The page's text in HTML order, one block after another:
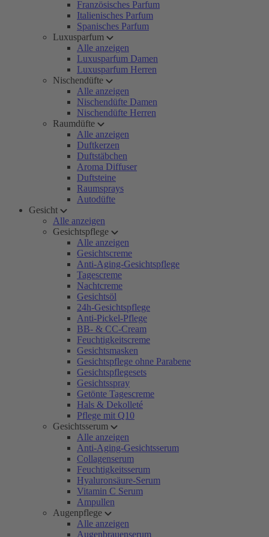
Französisches Parfum
Italienisches Parfum
Spanisches Parfum
Luxusparfum
Alle anzeigen
Luxusparfum Damen
Luxusparfum Herren
Nischendüfte
Alle anzeigen
Nischendüfte Damen
Nischendüfte Herren
Raumdüfte
Alle anzeigen
Duftkerzen
Duftstäbchen
Aroma Diffuser
Duftsteine
Raumsprays
Autodüfte
Gesicht
Alle anzeigen
Gesichtspflege
Alle anzeigen
Gesichtscreme
Anti-Aging-Gesichtspflege
Tagescreme
Nachtcreme
Gesichtsöl
24h-Gesichtspflege
Anti-Pickel-Pflege
BB- & CC-Cream
Feuchtigkeitscreme
Gesichtsmasken
Gesichtspflege ohne Parabene
Gesichtspflegesets
Gesichtsspray
Getönte Tagescreme
Hals & Dekolleté
Pflege mit Q10
Gesichtsserum
Alle anzeigen
Anti-Aging-Gesichtsserum
Collagenserum
Feuchtigkeitsserum
Hyaluronsäure-Serum
Vitamin C Serum
Ampullen
Augenpflege
Alle anzeigen
Augenbrauenserum